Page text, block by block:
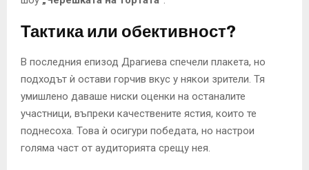
Тактика или обективност?
В последния епизод Драгиева спечели плакета, но
подходът ѝ остави горчив вкус у някои зрители. Тя
умишлено даваше ниски оценки на останалите
участници, въпреки качествените ястия, които те
поднесоха. Това ѝ осигури победата, но настрои
голяма част от аудиторията срещу нея.